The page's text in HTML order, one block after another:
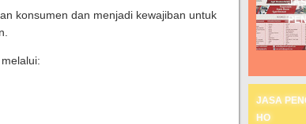
konsumen dan menjadi kewajiban untuk
JASA
HO